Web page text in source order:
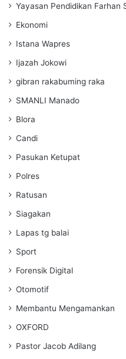
Yayasan Pendidikan Farhan
Ekonomi
Istana Wapres
Ijazah Jokowi
gibran rakabuming raka
SMANLI Manado
Blora
Candi
Pasukan Ketupat
Polres
Ratusan
Siagakan
Lapas tg balai
Sport
Forensik Digital
Otomotif
Membantu Mengamankan
OXFORD
Pastor Jacob Adilang